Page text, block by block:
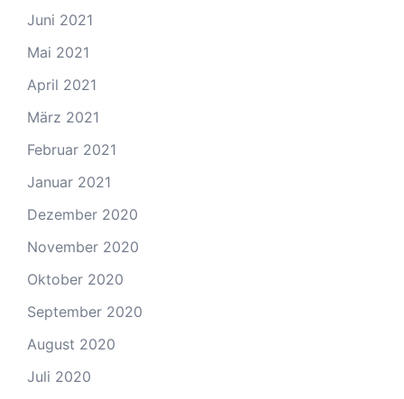
Juni 2021
Mai 2021
April 2021
März 2021
Februar 2021
Januar 2021
Dezember 2020
November 2020
Oktober 2020
September 2020
August 2020
Juli 2020